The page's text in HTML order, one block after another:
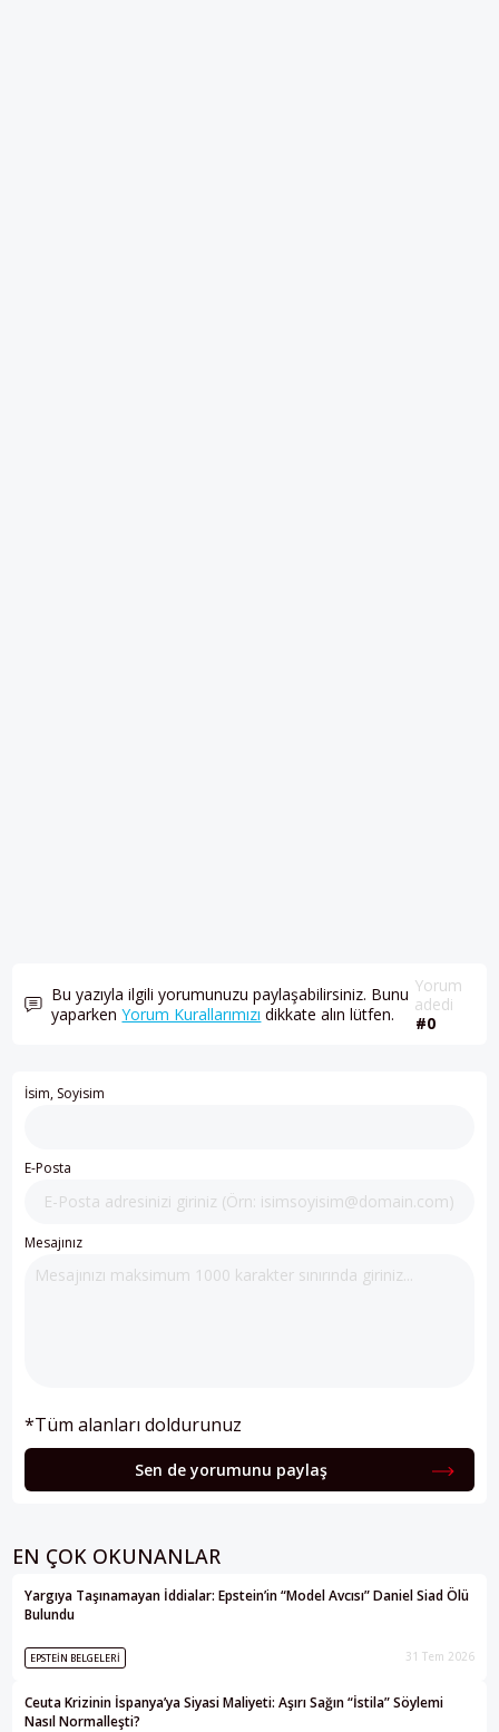
Bu yazıyla ilgili yorumunuzu paylaşabilirsiniz. Bunu
yaparkenYorum Kurallarımızı dikkate alın lütfen.
Yorum
adedi
#0
İsim, Soyisim
E-Posta
Mesajınız
*Tüm alanları doldurunuz
Sen de yorumunu paylaş
EN ÇOK OKUNANLAR
Yargıya Taşınamayan İddialar: Epstein’in “Model Avcısı” Daniel Siad Ölü
Bulundu
EPSTEIN BELGELERI 31 Tem 2026
Ceuta Krizinin İspanya’ya Siyasi Maliyeti: Aşırı Sağın “İstila” Söylemi
Nasıl Normalleşti?